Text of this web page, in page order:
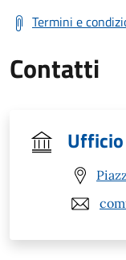
Termini e
Contatti